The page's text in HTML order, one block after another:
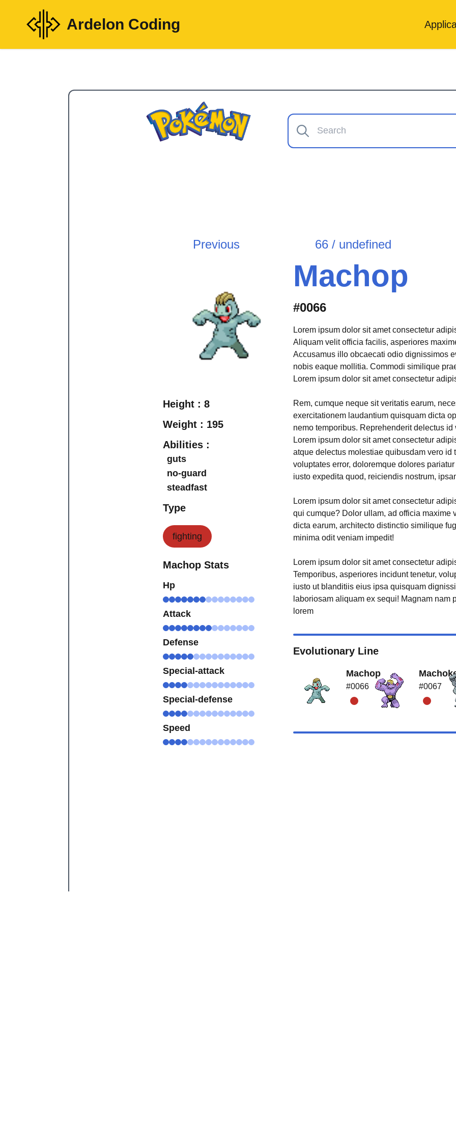
Ardelon Coding
Previous 66 / undefined
Height :8
Weight : 195
Abilities :
guts
no-guard
steadfast
Type
fighting
Machop Stats
Hp
Attack
Defense
Special-attack
Special-defense
Speed
Machop
#0066
Lorem ipsum dolor sit amet consectetur
Aliquam velit officia facilis, asperiores
Accusamus illo obcaecati odio dignissimos
nobis eaque mollitia. Commodi similique
Lorem ipsum dolor sit amet consectetur
Rem, cumque neque sit veritatis earum,
exercitationem laudantium quisquam dicta
nemo temporibus. Reprehenderit delectus id
Lorem ipsum dolor sit amet consectetur
atque delectus molestiae quibusdam vero id
voluptates error, doloremque dolores
iusto expedita quod, reiciendis nostrum,
Lorem ipsum dolor sit amet consectetur
qui cumque? Dolor ullam, ad officia maxime
dicta earum, architecto distinctio similique
minima odit veniam impedit!
Lorem ipsum dolor sit amet consectetur
Temporibus, asperiores incidunt tenetur,
iusto ut blanditiis eius ipsa quisquam
laboriosam aliquam ex sequi! Magnam nam
lorem
Evolutionary Line
Machop
#0066 #0067